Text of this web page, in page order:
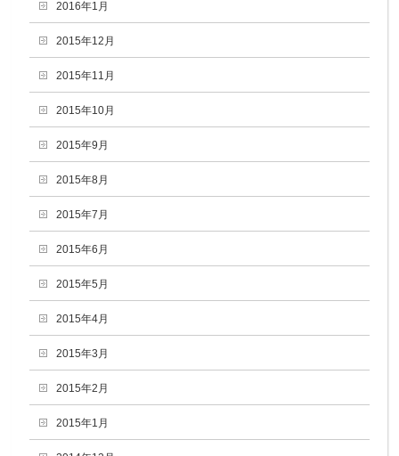
2016年1月
2015年12月
2015年11月
2015年10月
2015年9月
2015年8月
2015年7月
2015年6月
2015年5月
2015年4月
2015年3月
2015年2月
2015年1月